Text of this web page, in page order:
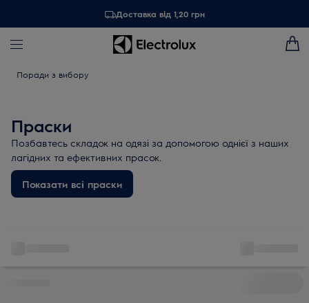
Доставка від 1,20 грн
Поради з вибору
Праски
Позбавтесь складок на одязі за допомогою однієї з наших
лагідних та ефективних прасок.
Показати всі праски